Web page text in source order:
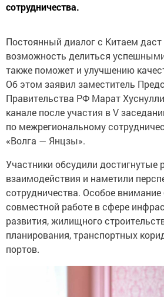
сотрудничества.
Постоянный диалог с Китаем даст
возможность делиться
также поможет и улучшению
Об этом заявил заместитель
Правительства РФ Марат
канале после участия в V
по межрегиональному
«Волга — Янцзы».
Участники обсудили достигнутые
взаимодействия и наметили
сотрудничества. Особое
совместной работе в сфере
развития, жилищного
планирования, транспортных
портов.